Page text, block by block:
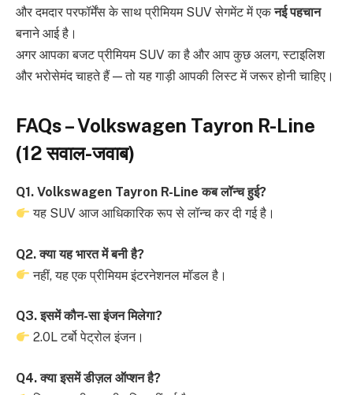
और दमदार परफॉर्मेंस के साथ प्रीमियम SUV सेगमेंट में एकनई पहचान
बनाने आई है।
अगर आपका बजट प्रीमियम SUV का है और आप कुछ अलग, स्टाइलिश
और भरोसेमंद चाहते हैं — तो यह गाड़ी आपकी लिस्ट में जरूर होनी चाहिए।
FAQs – Volkswagen Tayron R-Line
(12 सवाल-जवाब)
Q1. Volkswagen Tayron R-Line कब लॉन्च हुई?
यह SUV आज आधिकारिक रूप से लॉन्च कर दी गई है।
Q2. क्या यह भारत में बनी है?
नहीं, यह एक प्रीमियम इंटरनेशनल मॉडल है।
Q3. इसमें कौन-सा इंजन मिलेगा?
2.0L टर्बो पेट्रोल इंजन।
Q4. क्या इसमें डीज़ल ऑप्शन है?